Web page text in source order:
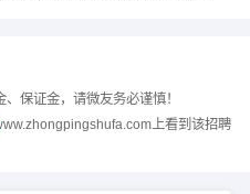
保证金，请微友务必谨慎！
上看到该招聘